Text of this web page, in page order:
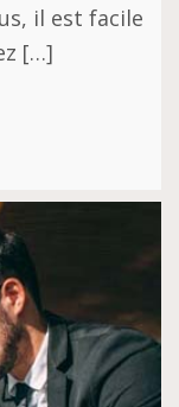
il est facile
[…]